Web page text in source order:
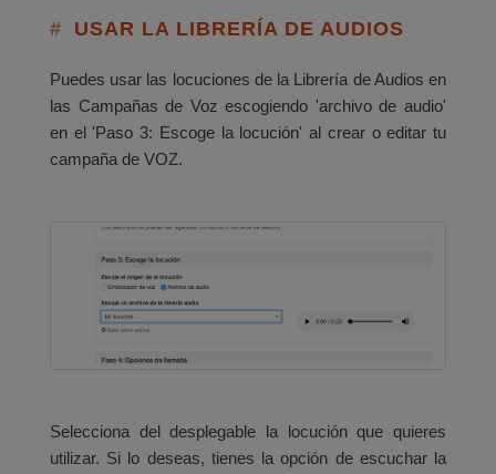
USAR LA LIBRERÍA DE AUDIOS
Puedes usar las locuciones de la Librería de Audios en
las Campañas de Voz escogiendo 'archivo de audio'
en el 'Paso 3: Escoge la locución' al crear o editar tu
campaña de VOZ.
Selecciona del desplegable la locución que quieres
utilizar. Si lo deseas, tienes la opción de escuchar la